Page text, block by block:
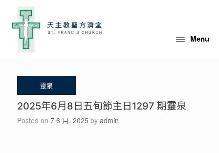
content
Menu
2025年6月8日五旬節主日1297 期靈泉
Posted on 7 6 月, 2025 by admin